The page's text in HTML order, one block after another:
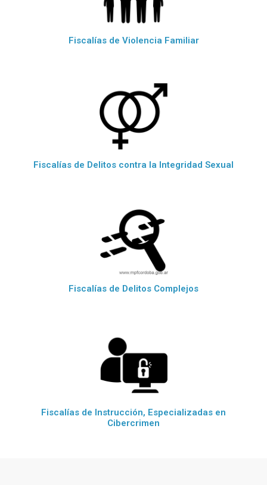
Fiscalías de Violencia Familiar
Fiscalías de Delitos contra la Integridad Sexual
Fiscalías de Delitos Complejos
Fiscalías de Instrucción, Especializadas en
Cibercrimen